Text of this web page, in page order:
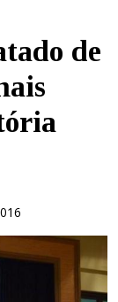
de